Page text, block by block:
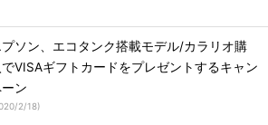
プソン、エコタンク搭載モデル/カラリオ購
でVISAギフトカードをプレゼントするキャン
ン
2/18)